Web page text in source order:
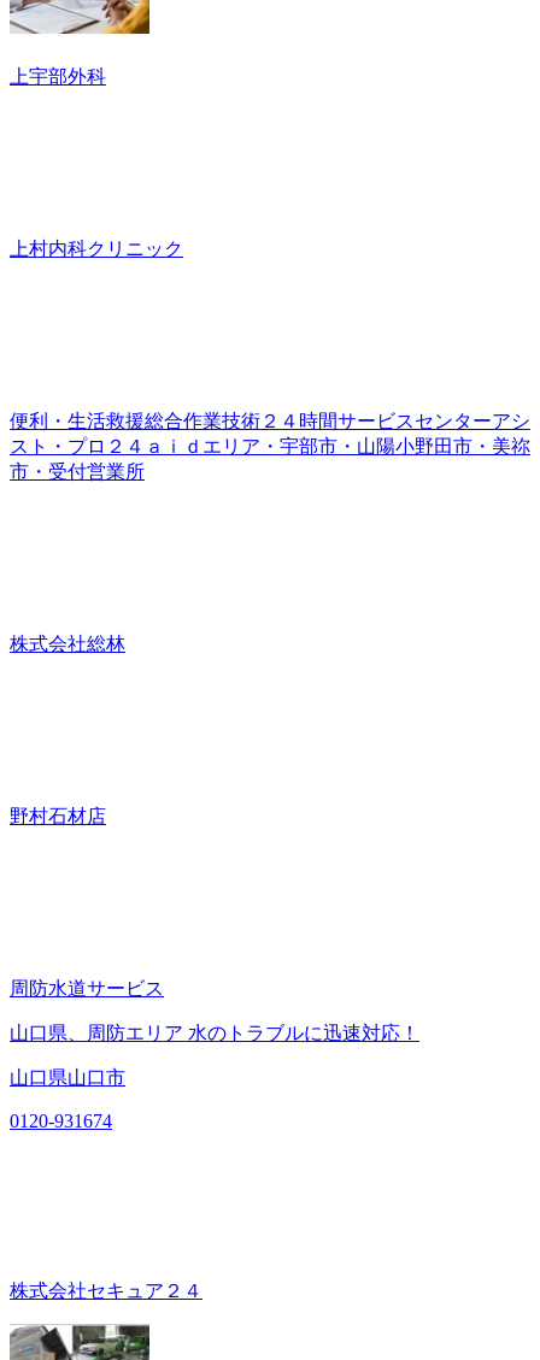
上宇部外科
上村内科クリニック
便利・生活救援総合作業技術２４時間サービスセンターアシ
スト・プロ２４ａｉｄエリア・宇部市・山陽小野田市・美祢
市・受付営業所
株式会社総林
野村石材店
周防水道サービス
山口県、周防エリア 水のトラブルに迅速対応！
山口県山口市
0120-931674
株式会社セキュア２４